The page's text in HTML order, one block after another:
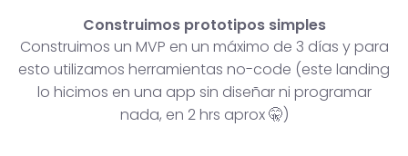
Construimos prototipos simples
Construimos un MVP en un máximo de 3 días y para
esto utilizamos herramientas no-code (este landing
lo hicimos en una app sin diseñar ni programar
nada, en 2 hrs aprox 🤫)